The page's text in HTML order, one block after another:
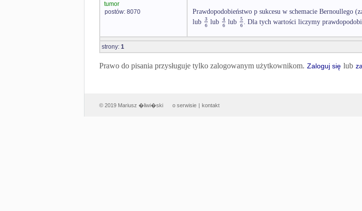
tumor
postów: 8070
Prawdopodobieństwo p sukcesu w schemacie Bernoullego
lub 3
6 lub 4
6 lub 5
6 . Dla tych wartości liczymy
strony: 1
Prawo do pisania przysługuje tylko zalogowanym użytkownikom. Zaloguj się lub
© 2019 Mariusz �liwi�ski o serwisie | kontakt